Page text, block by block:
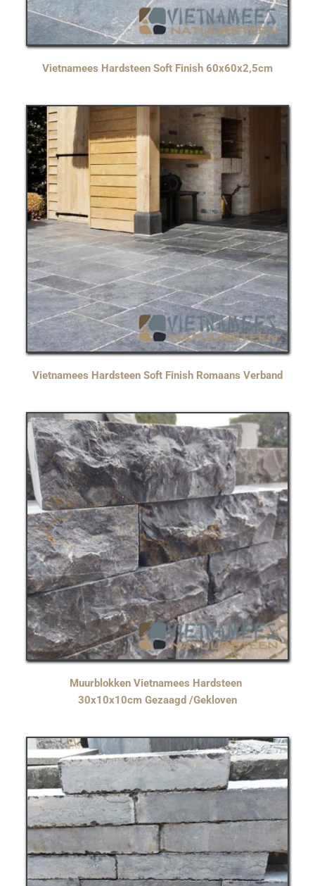
Vietnamees Hardsteen Soft Finish 60x60x2,5cm
Vietnamees Hardsteen Soft Finish Romaans Verband
Muurblokken Vietnamees Hardsteen
30x10x10cm Gezaagd /Gekloven